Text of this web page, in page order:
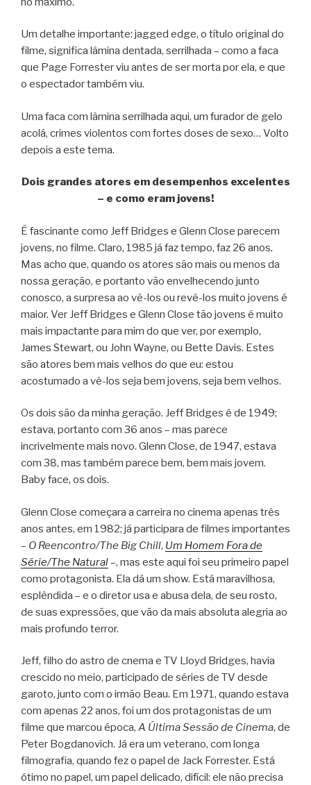
Um detalhe importante: jagged edge, o título original do
filme, significa lâmina dentada, serrilhada – como a faca
que Page Forrester viu antes de ser morta por ela, e que
o espectador também viu.
Uma faca com lâmina serrilhada aqui, um furador de gelo
acolá, crimes violentos com fortes doses de sexo… Volto
depois a este tema.
Dois grandes atores em desempenhos excelentes
– e como eram jovens!
É fascinante como Jeff Bridges e Glenn Close parecem
jovens, no filme. Claro, 1985 já faz tempo, faz 26 anos.
Mas acho que, quando os atores são mais ou menos da
nossa geração, e portanto vão envelhecendo junto
conosco, a surpresa ao vê-los ou revê-los muito jovens é
maior. Ver Jeff Bridges e Glenn Close tão jovens é muito
mais impactante para mim do que ver, por exemplo,
James Stewart, ou John Wayne, ou Bette Davis. Estes
são atores bem mais velhos do que eu: estou
acostumado a vê-los seja bem jovens, seja bem velhos.
Os dois são da minha geração. Jeff Bridges é de 1949;
estava, portanto com 36 anos – mas parece
incrivelmente mais novo. Glenn Close, de 1947, estava
com 38, mas também parece bem, bem mais jovem.
Baby face, os dois.
Glenn Close começara a carreira no cinema apenas três
anos antes, em 1982; já participara de filmes importantes
– O Reencontro/The Big Chill, Um Homem Fora de
Série/The Natural–, mas este aqui foi seu primeiro papel
como protagonista. Ela dá um show. Está maravilhosa,
esplêndida – e o diretor usa e abusa dela, de seu rosto,
de suas expressões, que vão da mais absoluta alegria ao
mais profundo terror.
Jeff, filho do astro de cnema e TV Lloyd Bridges, havia
crescido no meio, participado de séries de TV desde
garoto, junto com o irmão Beau. Em 1971, quando estava
com apenas 22 anos, foi um dos protagonistas de um
filme que marcou época, A Última Sessão de Cinema, de
Peter Bogdanovich. Já era um veterano, com longa
filmografia, quando fez o papel de Jack Forrester. Está
ótimo no papel, um papel delicado, difícil: ele não precisa